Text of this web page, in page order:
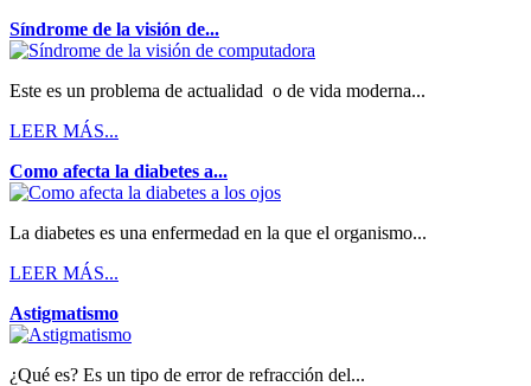
Síndrome de la visión de...
Este es un problema de actualidad o de vida moderna...
LEER MÁS...
Como afecta la diabetes a...
La diabetes es una enfermedad en la que el organismo...
LEER MÁS...
Astigmatismo
¿Qué es? Es un tipo de error de refracción del...